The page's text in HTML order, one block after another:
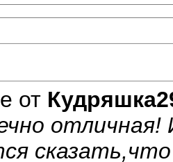
от
отличная!